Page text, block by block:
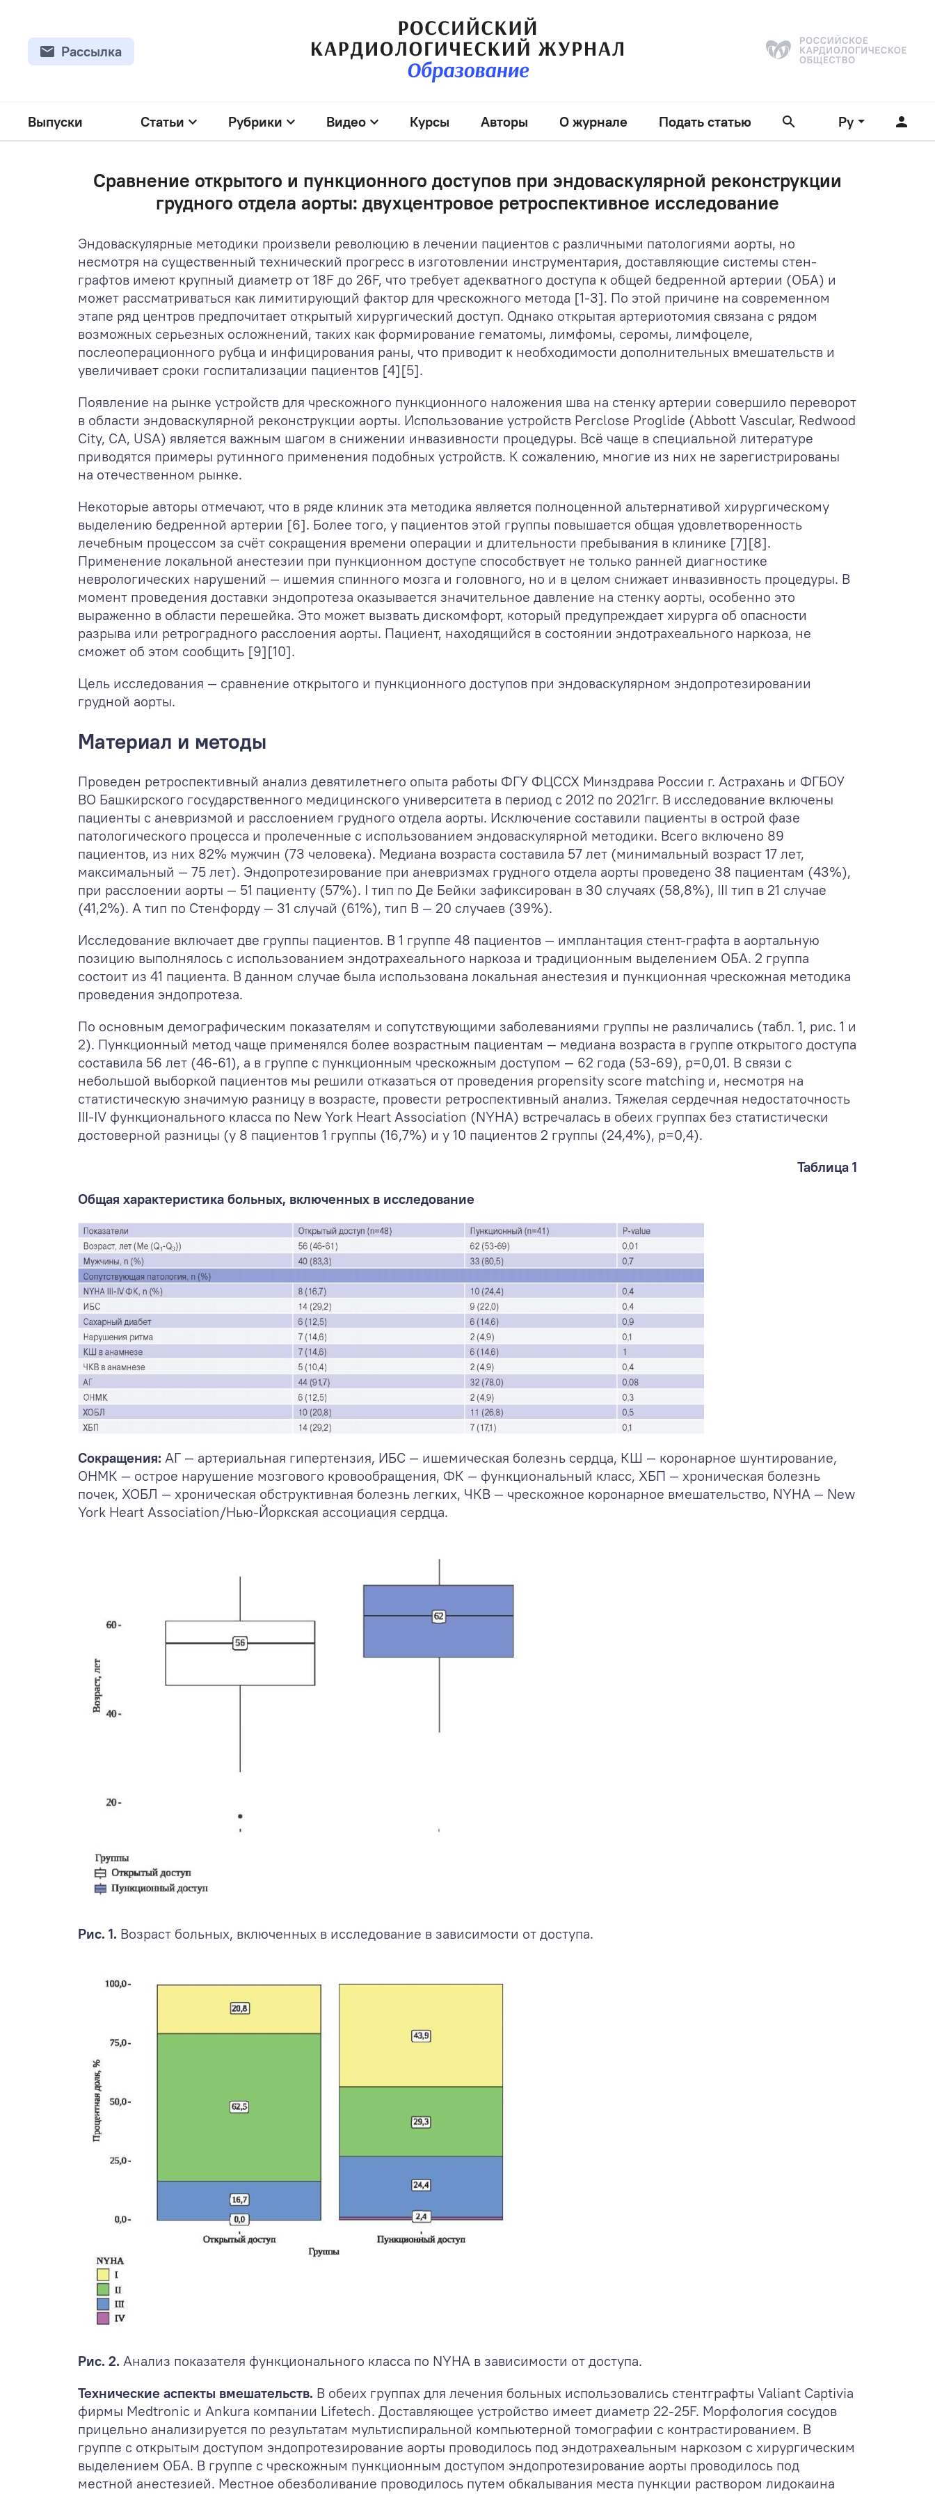
Рассылка
Выпуски Статьи Рубрики Видео Курсы Авторы О журнале Подать статью Ру
Сравнение открытого и пункционного доступов при эндоваскулярной реконструкции
грудного отдела аорты: двухцентровое ретроспективное исследование
Эндоваскулярные методики произвели революцию в лечении пациентов с различными патологиями аорты, но
несмотря на существенный технический прогресс в изготовлении инструментария, доставляющие системы стен-
графтов имеют крупный диаметр от 18F до 26F, что требует адекватного доступа к общей бедренной артерии (ОБА) и
может рассматриваться как лимитирующий фактор для чрескожного метода [1-3]. По этой причине на современном
этапе ряд центров предпочитает открытый хирургический доступ. Однако открытая артериотомия связана с рядом
возможных серьезных осложнений, таких как формирование гематомы, лимфомы, серомы, лимфоцеле,
послеоперационного рубца и инфицирования раны, что приводит к необходимости дополнительных вмешательств и
увеличивает сроки госпитализации пациентов [4][5].
Появление на рынке устройств для чрескожного пункционного наложения шва на стенку артерии совершило переворот
в области эндоваскулярной реконструкции аорты. Использование устройств Perclose Proglide (Abbott Vascular, Redwood
City, CA, USA) является важным шагом в снижении инвазивности процедуры. Всё чаще в специальной литературе
приводятся примеры рутинного применения подобных устройств. К сожалению, многие из них не зарегистрированы
на отечественном рынке.
Некоторые авторы отмечают, что в ряде клиник эта методика является полноценной альтернативой хирургическому
выделению бедренной артерии [6]. Более того, у пациентов этой группы повышается общая удовлетворенность
лечебным процессом за счёт сокращения времени операции и длительности пребывания в клинике [7][8].
Применение локальной анестезии при пункционном доступе способствует не только ранней диагностике
неврологических нарушений — ишемия спинного мозга и головного, но и в целом снижает инвазивность процедуры. В
момент проведения доставки эндопротеза оказывается значительное давление на стенку аорты, особенно это
выраженно в области перешейка. Это может вызвать дискомфорт, который предупреждает хирурга об опасности
разрыва или ретроградного расслоения аорты. Пациент, находящийся в состоянии эндотрахеального наркоза, не
сможет об этом сообщить [9][10].
Цель исследования — сравнение открытого и пункционного доступов при эндоваскулярном эндопротезировании
грудной аорты.
Материал и методы
Проведен ретроспективный анализ девятилетнего опыта работы ФГУ ФЦССХ Минздрава России г. Астрахань и ФГБОУ
ВО Башкирского государственного медицинского университета в период с 2012 по 2021гг. В исследование включены
пациенты с аневризмой и расслоением грудного отдела аорты. Исключение составили пациенты в острой фазе
патологического процесса и пролеченные с использованием эндоваскулярной методики. Всего включено 89
пациентов, из них 82% мужчин (73 человека). Медиана возраста составила 57 лет (минимальный возраст 17 лет,
максимальный — 75 лет). Эндопротезирование при аневризмах грудного отдела аорты проведено 38 пациентам (43%),
при расслоении аорты — 51 пациенту (57%). I тип по Де Бейки зафиксирован в 30 случаях (58,8%), III тип в 21 случае
(41,2%). А тип по Стенфорду — 31 случай (61%), тип В — 20 случаев (39%).
Исследование включает две группы пациентов. В 1 группе 48 пациентов — имплантация стент-графта в аортальную
позицию выполнялось с использованием эндотрахеального наркоза и традиционным выделением ОБА. 2 группа
состоит из 41 пациента. В данном случае была использована локальная анестезия и пункционная чрескожная методика
проведения эндопротеза.
По основным демографическим показателям и сопутствующими заболеваниями группы не различались (табл. 1, рис. 1 и
2). Пункционный метод чаще применялся более возрастным пациентам — медиана возраста в группе открытого доступа
составила 56 лет (46-61), а в группе с пункционным чрескожным доступом — 62 года (53-69), р=0,01. В связи с
небольшой выборкой пациентов мы решили отказаться от проведения propensity score matching и, несмотря на
статистическую значимую разницу в возрасте, провести ретроспективный анализ. Тяжелая сердечная недостаточность
III-IV функционального класса по New York Heart Association (NYHA) встречалась в обеих группах без статистически
достоверной разницы (у 8 пациентов 1 группы (16,7%) и у 10 пациентов 2 группы (24,4%), р=0,4).
Таблица 1
Общая характеристика больных, включенных в исследование
Сокращения: АГ — артериальная гипертензия, ИБС — ишемическая болезнь сердца, КШ — коронарное шунтирование,
ОНМК — острое нарушение мозгового кровообращения, ФК — функциональный класс, ХБП — хроническая болезнь
почек, ХОБЛ — хроническая обструктивная болезнь легких, ЧКВ — чрескожное коронарное вмешательство, NYHA — New
York Heart Association/Нью-Йоркская ассоциация сердца.
Рис. 1. Возраст больных, включенных в исследование в зависимости от доступа.
Рис. 2. Анализ показателя функционального класса по NYHA в зависимости от доступа.
Технические аспекты вмешательств. В обеих группах для лечения больных использовались стентграфты Valiant Captivia
фирмы Medtronic и Ankura компании Lifetech. Доставляющее устройство имеет диаметр 22-25F. Морфология сосудов
прицельно анализируется по результатам мультиспиральной компьютерной томографии с контрастированием. В
группе с открытым доступом эндопротезирование аорты проводилось под эндотрахеальным наркозом с хирургическим
выделением ОБА. В группе с чрескожным пункционным доступом эндопротезирование аорты проводилось под
местной анестезией. Местное обезболивание проводилось путем обкалывания места пункции раствором лидокаина